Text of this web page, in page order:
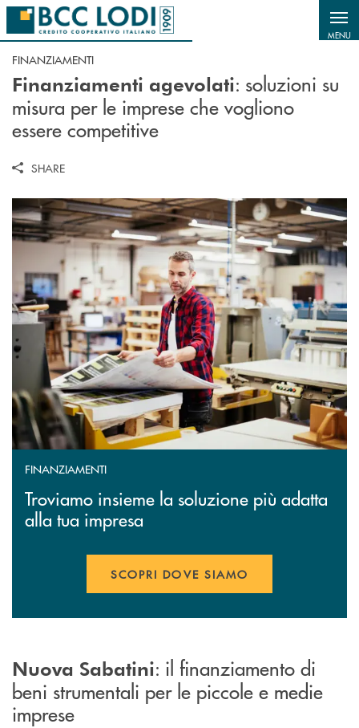
Salta al contenuto principale
MENU
FINANZIAMENTI
Finanziamenti agevolati: soluzioni su
misura per le imprese che vogliono
essere competitive
SHARE
FINANZIAMENTI
Troviamo insieme la soluzione più adatta
alla tua impresa
SCOPRI DOVE SIAMO
Nuova Sabatini: il finanziamento di
beni strumentali per le piccole e medie
imprese